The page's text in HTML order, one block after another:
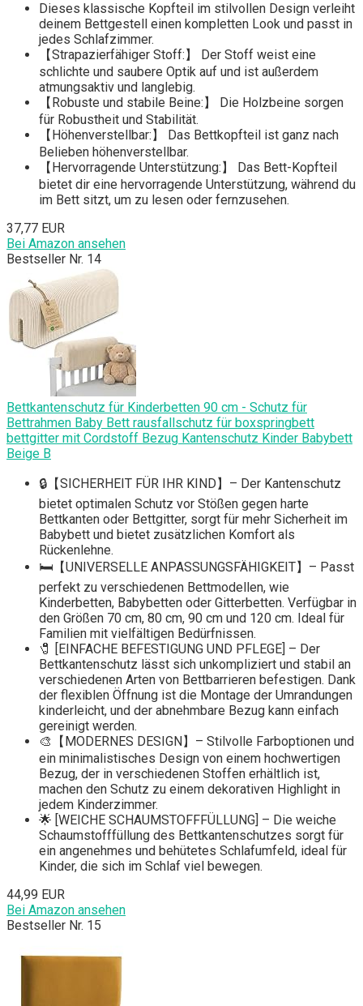
Dieses klassische Kopfteil im stilvollen Design verleiht
deinem Bettgestell einen kompletten Look und passt in
jedes Schlafzimmer.
【Strapazierfähiger Stoff:】 Der Stoff weist eine
schlichte und saubere Optik auf und ist außerdem
atmungsaktiv und langlebig.
【Robuste und stabile Beine:】 Die Holzbeine sorgen
für Robustheit und Stabilität.
【Höhenverstellbar:】 Das Bettkopfteil ist ganz nach
Belieben höhenverstellbar.
【Hervorragende Unterstützung:】 Das Bett-Kopfteil
bietet dir eine hervorragende Unterstützung, während du
im Bett sitzt, um zu lesen oder fernzusehen.
37,77 EUR
Bei Amazon ansehen
Bestseller Nr. 14
Bettkantenschutz für Kinderbetten 90 cm - Schutz für
Bettrahmen Baby Bett rausfallschutz für boxspringbett
bettgitter mit Cordstoff Bezug Kantenschutz Kinder Babybett
Beige B
🔒【SICHERHEIT FÜR IHR KIND】– Der Kantenschutz
bietet optimalen Schutz vor Stößen gegen harte
Bettkanten oder Bettgitter, sorgt für mehr Sicherheit im
Babybett und bietet zusätzlichen Komfort als
Rückenlehne.
🛏️【UNIVERSELLE ANPASSUNGSFÄHIGKEIT】– Passt
perfekt zu verschiedenen Bettmodellen, wie
Kinderbetten, Babybetten oder Gitterbetten. Verfügbar in
den Größen 70 cm, 80 cm, 90 cm und 120 cm. Ideal für
Familien mit vielfältigen Bedürfnissen.
🧷 [EINFACHE BEFESTIGUNG UND PFLEGE] – Der
Bettkantenschutz lässt sich unkompliziert und stabil an
verschiedenen Arten von Bettbarrieren befestigen. Dank
der flexiblen Öffnung ist die Montage der Umrandungen
kinderleicht, und der abnehmbare Bezug kann einfach
gereinigt werden.
🎨【MODERNES DESIGN】– Stilvolle Farboptionen und
ein minimalistisches Design von einem hochwertigen
Bezug, der in verschiedenen Stoffen erhältlich ist,
machen den Schutz zu einem dekorativen Highlight in
jedem Kinderzimmer.
🌟 [WEICHE SCHAUMSTOFFFÜLLUNG] – Die weiche
Schaumstofffüllung des Bettkantenschutzes sorgt für
ein angenehmes und behütetes Schlafumfeld, ideal für
Kinder, die sich im Schlaf viel bewegen.
44,99 EUR
Bei Amazon ansehen
Bestseller Nr. 15